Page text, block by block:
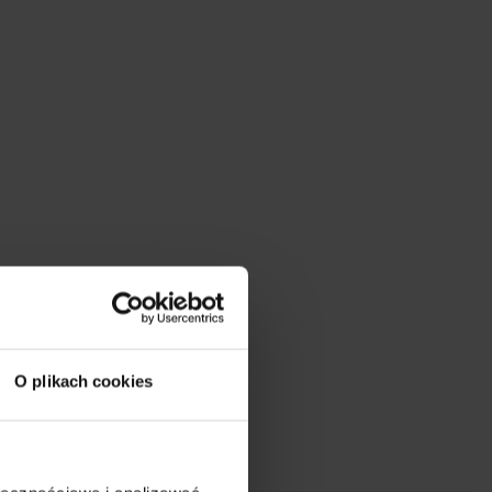
O plikach cookies
Obwód w talii